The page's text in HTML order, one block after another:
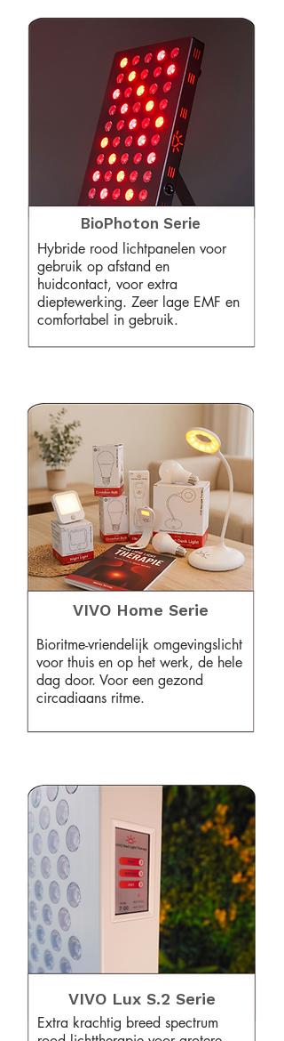
BioPhoton Serie
Hybride rood lichtpanelen voor
gebruik op afstand en
huidcontact, voor extra
dieptewerking. Zeer lage EMF en
comfortabel in gebruik.
Bioritme-vriendelijk omgevingslicht
voor thuis en op het werk, de hele
dag door. Voor een gezond
circadiaans ritme.
VIVO Home Serie
VIVO Lux S.2 Serie
Extra krachtig breed spectrum